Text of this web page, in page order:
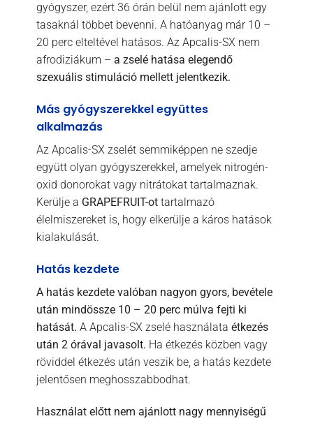
gyógyszer, ezért 36 órán belül nem ajánlott egy
tasaknál többet bevenni. A hatóanyag már 10 –
20 perc elteltével hatásos. Az Apcalis-SX nem
afrodiziákum – a zselé hatása elegendő
szexuális stimuláció mellett jelentkezik.
Más gyógyszerekkel együttes
alkalmazás
Az Apcalis-SX zselét semmiképpen ne szedje
együtt olyan gyógyszerekkel, amelyek nitrogén-
oxid donorokat vagy nitrátokat tartalmaznak.
Kerülje a GRAPEFRUIT-ottartalmazó
élelmiszereket is, hogy elkerülje a káros hatások
kialakulását.
Hatás kezdete
A hatás kezdete valóban nagyon gyors, bevétele
után mindössze 10 – 20 perc múlva fejti ki
hatását. A Apcalis-SX zselé használata étkezés
után 2 órával javasolt. Ha étkezés közben vagy
röviddel étkezés után veszik be, a hatás kezdete
jelentősen meghosszabbodhat.
Használat előtt nem ajánlott nagy mennyiségű